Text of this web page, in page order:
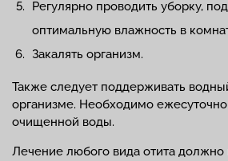
Регулярно проводить уборку,
оптимальную влажность в
Закалять организм.
Также следует поддерживать
организме. Необходимо ежесуточно
очищенной воды.
Лечение любого вида отита должно